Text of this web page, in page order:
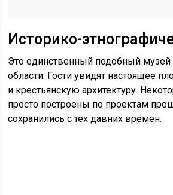
Историко-
Это единственный подобный музей
области. Гости увидят настоящее
и крестьянскую архитектуру.
просто построены по проектам
сохранились с тех давних времен.